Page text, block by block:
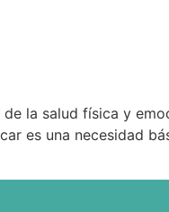
la salud física y
es una necesidad